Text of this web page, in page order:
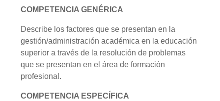
COMPETENCIA GENÉRICA
Describe los factores que se presentan en la
gestión/administración académica en la educación
superior a través de la resolución de problemas
que se presentan en el área de formación
profesional.
COMPETENCIA ESPECÍFICA